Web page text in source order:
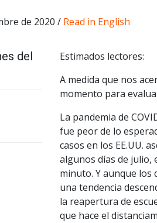
de 2020 / Read in English
del
Estimados lectores:
A medida que nos
momento para
La pandemia de
fue peor de lo
casos en los EE.UU.
algunos días de
minuto. Y aunque
una tendencia
la reapertura de
que hace el